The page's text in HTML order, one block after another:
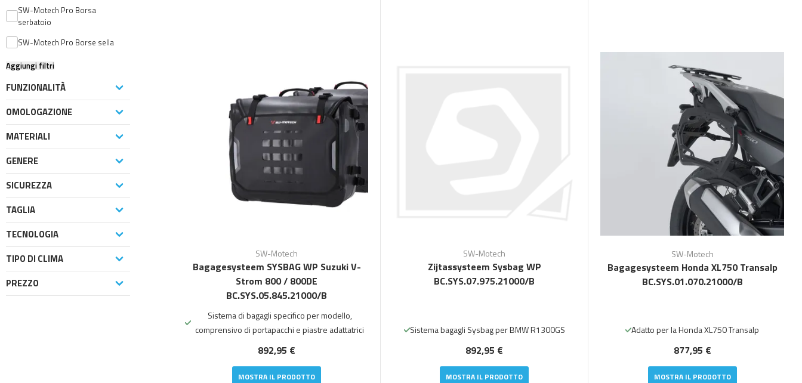
SW-Motech Pro Borsa
serbatoio
SW-Motech Pro Borse sella
Aggiungi filtri
FUNZIONALITÀ
OMOLOGAZIONE
MATERIALI
GENERE
SICUREZZA
TAGLIA
TECNOLOGIA
TIPO DI CLIMA
PREZZO
SW-Motech
Bagagesysteem SYSBAG WP Suzuki V-
Strom 800 / 800DE
BC.SYS.05.845.21000/B
Sistema di bagagli specifico per modello,
comprensivo di portapacchi e piastre adattatrici
892,95 €
MOSTRA IL PRODOTTO
SW-Motech
Zijtassysteem Sysbag WP
BC.SYS.07.975.21000/B
Sistema bagagli Sysbag per BMW R1300GS
892,95 €
MOSTRA IL PRODOTTO
SW-Motech
Bagagesysteem Honda XL750 Transalp
BC.SYS.01.070.21000/B
Adatto per la Honda XL750 Transalp
877,95 €
MOSTRA IL PRODOTTO